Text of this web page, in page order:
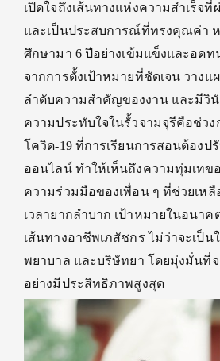
เปิดใจถึงเส้นทางแห่งความสำเร็จที่
และเป็นประสบการณ์ที่ทรงคุณค่า
ศึกษามา 6ปีอย่างเข้มแข็งและอดท
จากการตั้งเป้าหมายที่ชัดเจน วางแ
ลำดับความสำคัญของงาน และมีวินั
ความประทับใจในรั้วจามจุรีคือช่วง
โควิด-19ที่การเรียนการสอนต้องปรั
ออนไลน์ ทำให้เห็นถึงความทุ่มเทข
ความร่วมมือของเพื่อน ๆ ที่ช่วยเห
เวลายากลำบาก เป้าหมายในอนาค
เส้นทางอาชีพเภสัชกรไม่ว่าจะเป็น
พยาบาล และบริษัทยา โดยมุ่งมั่นที่จ
อย่างมีประสิทธิภาพสูงสุด